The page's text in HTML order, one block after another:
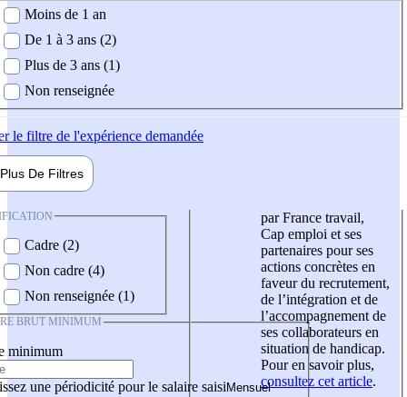
demandée
Moins de 1 an
De 1 à 3 ans (2)
Plus de 3 ans (1)
Non renseignée
le filtre de l'expérience demandée
Plus De Filtres
Cadre (2)
Non cadre (4)
Non renseignée (1)
BRUT MINIMUM
minimum
une périodicité pour le salaire saisi
par France travail,
Cap emploi et ses
partenaires pour ses
actions concrètes en
faveur du recrutement,
de l’intégration et de
l’accompagnement de
ses collaborateurs en
situation de handicap.
Pour en savoir plus,
consultez cet article.